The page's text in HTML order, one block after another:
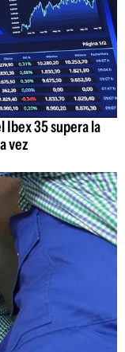
Ibex 35 supera la
vez